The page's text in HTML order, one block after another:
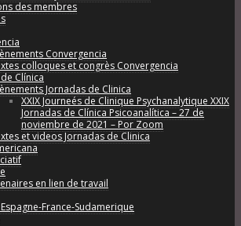
des membres
Convergencia
colloques et congrès Convergencia
Clínica
Jornadas de Clinica
XXIX Journeés de Clinique Psychanalytique XXIX
Jornadas de Clínica Psicoanalítica – 27 de
noviembre de 2021 – Por Zoom
et videos Jornadas de Clinica
en lien de travail
France-Sudamerique